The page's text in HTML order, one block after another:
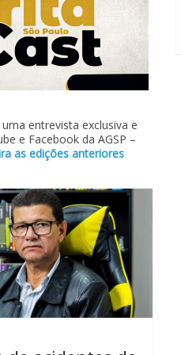
entrevista exclusiva e
e Facebook da AGSP –
as edições anteriores